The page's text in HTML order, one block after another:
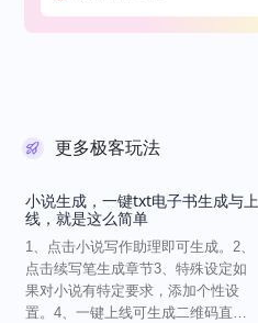
更多极客玩法
小说生成，一键txt电子书生成与上
线，就是这么简单
1、点击小说写作助理即可生成。2、
点击续写笔生成章节3、特殊设定如
果对小说有特定要求，添加个性设
置。4、一键上线可生成二维码直接